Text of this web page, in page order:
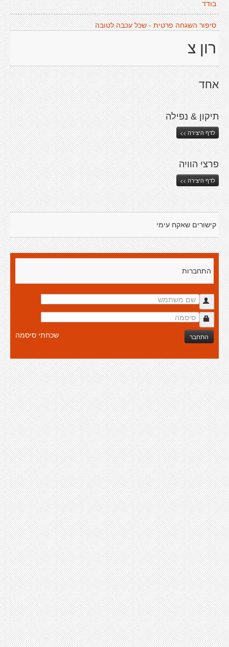
בודד
סיפור השגחה פרטית - שכל עכבה לטובה
רון צ
אחד
תיקון & נפילה
לדף היצירה >>
פרצי הוויה
לדף היצירה >>
קישורים שאקח עימי
התחברות
התחבר שכחתי סיסמה